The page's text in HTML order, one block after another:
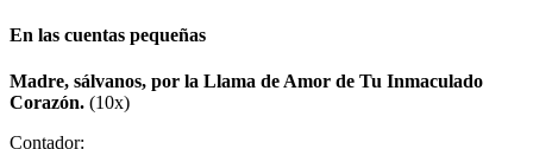
En las cuentas pequeñas
Madre, sálvanos, por la Llama de Amor de Tu Inmaculado
Corazón. (10x)
Contador: